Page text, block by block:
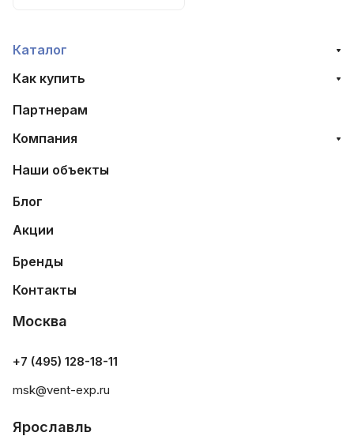
Каталог
Как купить
Партнерам
Компания
Наши объекты
Блог
Акции
Бренды
Контакты
Москва
+7 (495) 128-18-11
msk@vent-exp.ru
Ярославль